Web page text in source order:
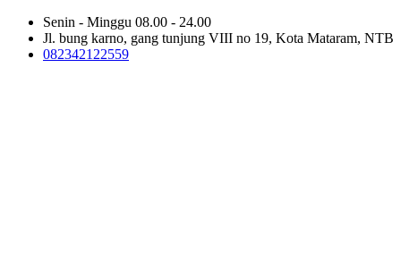
Senin - Minggu 08.00 - 24.00
Jl. bung karno, gang tunjung VIII no 19, Kota Mataram, NTB
082342122559